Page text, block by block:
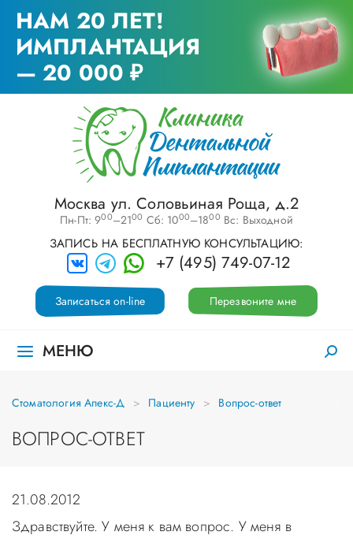
НАМ 20 ЛЕТ!
ИМПЛАНТАЦИЯ
— 20 000 ₽
Москва ул. Соловьиная Роща, д.2
Пн-Пт: 900–2100 Сб: 1000–1800 Вс: Выходной
ЗАПИСЬ НА БЕСПЛАТНУЮ КОНСУЛЬТАЦИЮ:
+7 (495) 749-07-12
Перезвоните мне
Записаться on-line
МЕНЮ
Стоматология Апекс-Д Пациенту Вопрос-ответ
ВОПРОС-ОТВЕТ
21.08.2012
Здравствуйте. У меня к вам вопрос. У меня в